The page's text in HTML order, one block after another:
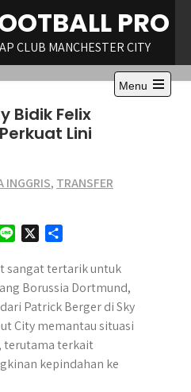
PRO
CLUB MANCHESTER CITY
Menu
Open
Bidik Felix
Lini
INGGRIS, TRANSFER
n
e
a
r
e
sangat tertarik untuk
Borussia Dortmund,
Patrick Berger di Sky
City memantau situasi
terutama terkait
kepindahan ke